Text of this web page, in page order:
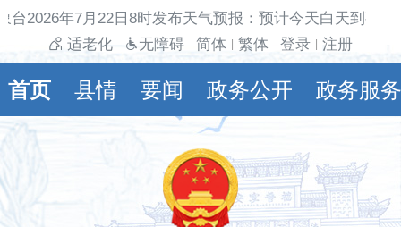
台2026年7月22日8时发布天气预报：预计今天白天到夜
适老化
无障碍 简体 繁体 登录 注册
首页 县情 要闻 政务公开 政务服务